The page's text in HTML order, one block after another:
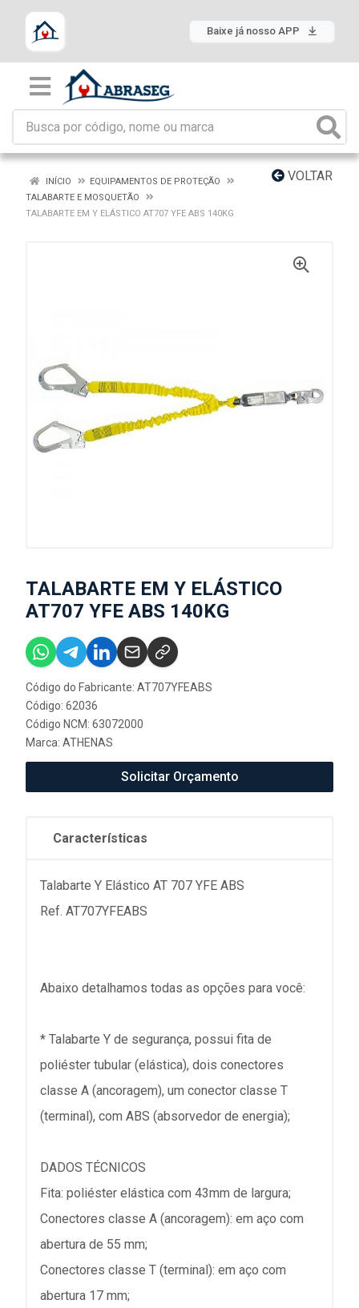
Baixe já nosso APP
VOLTAR
INÍCIO
EQUIPAMENTOS DE PROTEÇÃO
TALABARTE E MOSQUETÃO
TALABARTE EM Y ELÁSTICO AT707 YFE ABS 140KG
TALABARTE EM Y ELÁSTICO
AT707 YFE ABS 140KG
Código do Fabricante: AT707YFEABS
Código: 62036
Código NCM: 63072000
Marca: ATHENAS
Solicitar Orçamento
Características
Talabarte Y Elástico AT 707 YFE ABS
Ref. AT707YFEABS
Abaixo detalhamos todas as opções para você:
* Talabarte Y de segurança, possui fita de
poliéster tubular (elástica), dois conectores
classe A (ancoragem), um conector classe T
(terminal), com ABS (absorvedor de energia);
DADOS TÉCNICOS
Fita: poliéster elástica com 43mm de largura;
Conectores classe A (ancoragem): em aço com
abertura de 55 mm;
Conectores classe T (terminal): em aço com
abertura 17 mm;